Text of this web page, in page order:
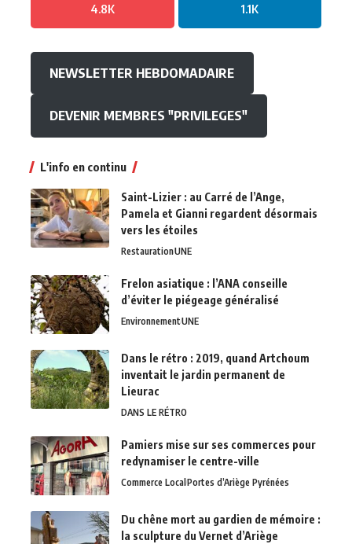
4.8K 1.1K
NEWSLETTER HEBDOMADAIRE
DEVENIR MEMBRES "PRIVILEGES"
L'info en continu
Saint-Lizier : au Carré de l’Ange,
Pamela et Gianni regardent désormais
vers les étoiles
RestaurationUNE
Frelon asiatique : l’ANA conseille
d’éviter le piégeage généralisé
EnvironnementUNE
Dans le rétro : 2019, quand Artchoum
inventait le jardin permanent de
Lieurac
DANS LE RÉTRO
Pamiers mise sur ses commerces pour
redynamiser le centre-ville
Commerce LocalPortes d’Ariège Pyrénées
Du chêne mort au gardien de mémoire :
la sculpture du Vernet d’Ariège